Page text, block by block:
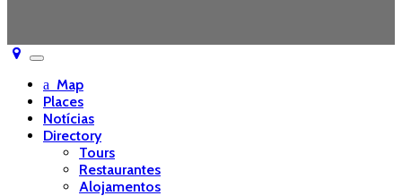
Toggle
navigation
Map
Places
Notícias
Directory
Tours
Restaurantes
Alojamentos